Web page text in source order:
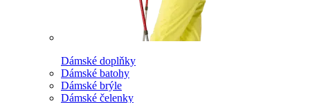
Dámské doplňky
Dámské batohy
Dámské brýle
Dámské čelenky